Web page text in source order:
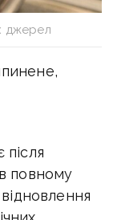
джерел
повному